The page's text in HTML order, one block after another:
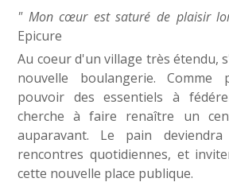
" Mon cœur est saturé de plaisir
Epicure
Au coeur d'un village très étendu,
nouvelle boulangerie.
pouvoir des essentiels à
cherche à faire renaître un
auparavant. Le pain
rencontres quotidiennes, et
cette nouvelle place publique.